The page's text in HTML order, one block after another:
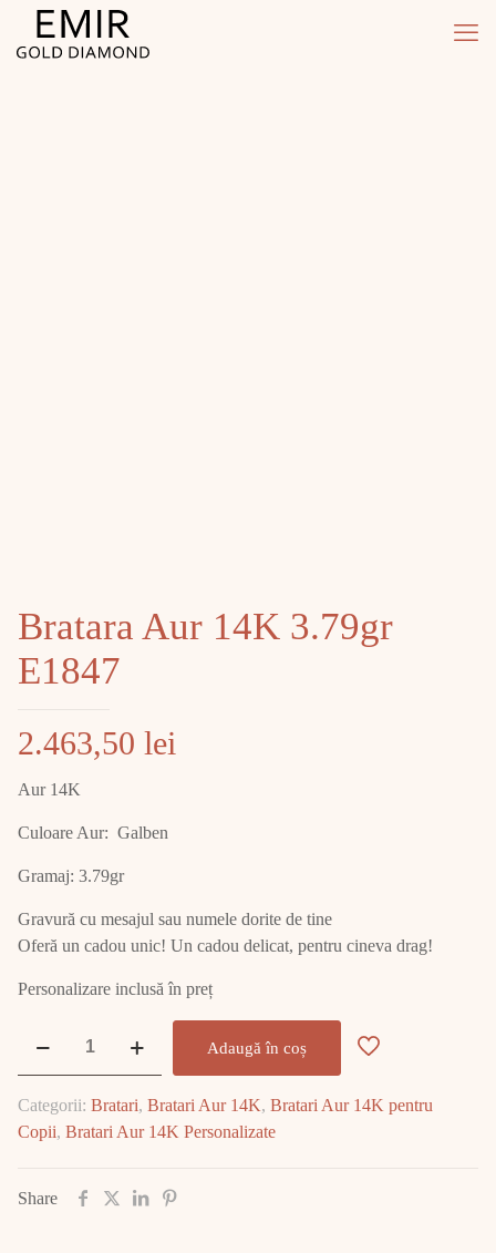
Bratara Aur 14K 3.79gr
E1847
2.463,50 lei
Aur 14K
Culoare Aur: Galben
Gramaj: 3.79gr
Gravură cu mesajul sau numele dorite de tine
Oferă un cadou unic! Un cadou delicat, pentru cineva drag!
Personalizare inclusă în preț
14K
3.79gr
Adaugă în coș
Categorii: Bratari, Bratari Aur 14K, Bratari Aur 14K pentru
Copii, Bratari Aur 14K Personalizate
Share